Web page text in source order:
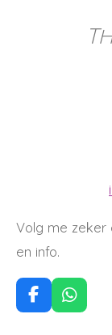
Volg me zeker
en info.
F
a
W
h